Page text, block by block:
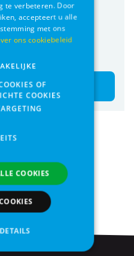
poepzakjes 8
Rolletjes-Bruin
motief
pagina
Pagina
3
Pagina
te verbeteren. Door
accepteert u alle
met ons
ons cookiebeleid
OF
COOKIES
COOKIES